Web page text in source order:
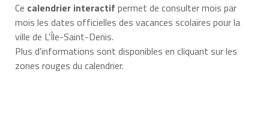
Ce calendrier interactif permet de consulter mois par
mois les dates officielles des vacances scolaires pour la
ville de L'Île-Saint-Denis.
Plus d'informations sont disponibles en cliquant sur les
zones rouges du calendrier.